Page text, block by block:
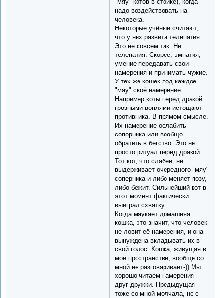
"мяу" котов в стойке), когда
надо воздействовать на
человека.
Некоторые учёные считают,
что у них развита телепатия.
Это не совсем так. Не
телепатия. Скорее, эмпатия,
умение передавать свои
намерения и принимать чужие.
У тех же кошек под каждое
"мяу" своё намерение.
Например коты перед дракой
грозными воплями истощают
противника. В прямом смысле.
Их намерение ослабить
соперника или вообще
обратить в бегство. Это не
просто ритуал перед дракой.
Тот кот, что слабее, не
выдерживает очередного "мяу"
соперника и либо меняет позу,
либо бежит. Сильнейший кот в
этот момент фактически
выиграл схватку.
Когда мяукает домашняя
кошка, это значит, что человек
не ловит её намерения, и она
вынуждена вкладывать их в
свой голос. Кошка, живущая в
моё пространстве, вообще со
мной не разговаривает-)) Мы
хорошо читаем намерения
друг дружки. Предыдущая
тоже со мной молчала, но с